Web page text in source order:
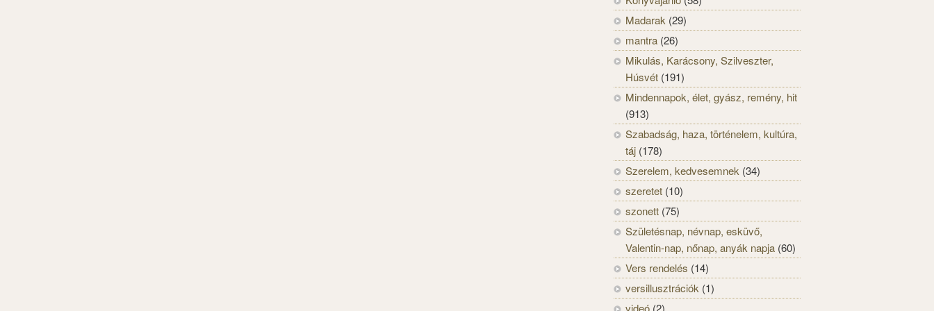
Madarak (29)
mantra (26)
Mikulás, Karácsony, Szilveszter,
Húsvét (191)
Mindennapok, élet, gyász, remény, hit
(913)
Szabadság, haza, történelem, kultúra,
táj (178)
Szerelem, kedvesemnek (34)
szeretet (10)
szonett (75)
Születésnap, névnap, esküvő,
Valentin-nap, nőnap, anyák napja (60)
Vers rendelés (14)
versillusztrációk (1)
videó (2)